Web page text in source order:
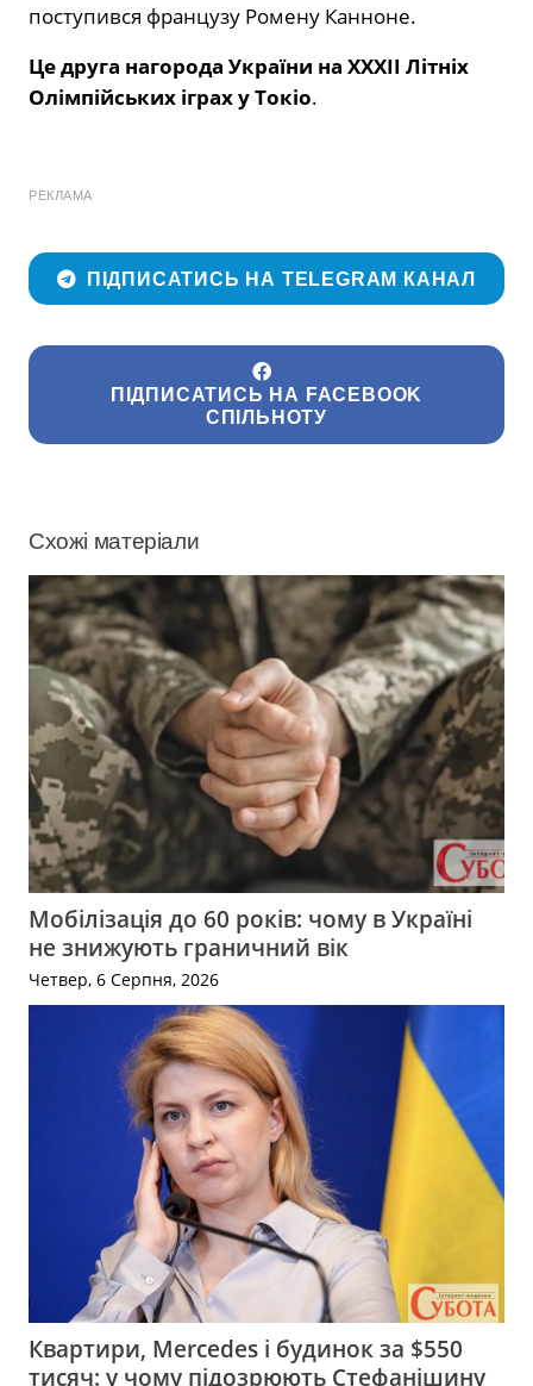
поступився французу Ромену Канноне.
Це друга нагорода України на XXXII Літніх
Олімпійських іграх у Токіо.
РЕКЛАМА
ПІДПИСАТИСЬ НА TELEGRAM КАНАЛ
ПІДПИСАТИСЬ НА FACEBOOK
СПІЛЬНОТУ
Схожі матеріали
Мобілізація до 60 років: чому в Україні
не знижують граничний вік
Четвер, 6 Серпня, 2026
Квартири, Mercedes і будинок за $550
тисяч: у чому підозрюють Стефанішину